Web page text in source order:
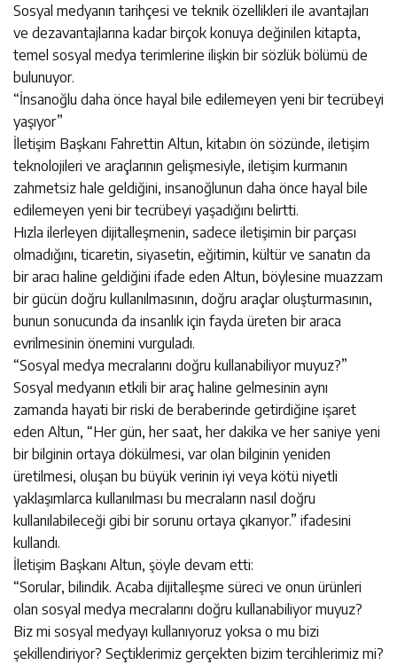
Sosyal medyanın tarihçesi ve teknik özellikleri ile avantajları
ve dezavantajlarına kadar birçok konuya değinilen kitapta,
temel sosyal medya terimlerine ilişkin bir sözlük bölümü de
bulunuyor.
“İnsanoğlu daha önce hayal bile edilemeyen yeni bir tecrübeyi
yaşıyor”
İletişim Başkanı Fahrettin Altun, kitabın ön sözünde, iletişim
teknolojileri ve araçlarının gelişmesiyle, iletişim kurmanın
zahmetsiz hale geldiğini, insanoğlunun daha önce hayal bile
edilemeyen yeni bir tecrübeyi yaşadığını belirtti.
Hızla ilerleyen dijitalleşmenin, sadece iletişimin bir parçası
olmadığını, ticaretin, siyasetin, eğitimin, kültür ve sanatın da
bir aracı haline geldiğini ifade eden Altun, böylesine muazzam
bir gücün doğru kullanılmasının, doğru araçlar oluşturmasının,
bunun sonucunda da insanlık için fayda üreten bir araca
evrilmesinin önemini vurguladı.
“Sosyal medya mecralarını doğru kullanabiliyor muyuz?”
Sosyal medyanın etkili bir araç haline gelmesinin aynı
zamanda hayati bir riski de beraberinde getirdiğine işaret
eden Altun, “Her gün, her saat, her dakika ve her saniye yeni
bir bilginin ortaya dökülmesi, var olan bilginin yeniden
üretilmesi, oluşan bu büyük verinin iyi veya kötü niyetli
yaklaşımlarca kullanılması bu mecraların nasıl doğru
kullanılabileceği gibi bir sorunu ortaya çıkarıyor.” ifadesini
kullandı.
İletişim Başkanı Altun, şöyle devam etti:
“Sorular, bilindik. Acaba dijitalleşme süreci ve onun ürünleri
olan sosyal medya mecralarını doğru kullanabiliyor muyuz?
Biz mi sosyal medyayı kullanıyoruz yoksa o mu bizi
şekillendiriyor? Seçtiklerimiz gerçekten bizim tercihlerimiz mi?